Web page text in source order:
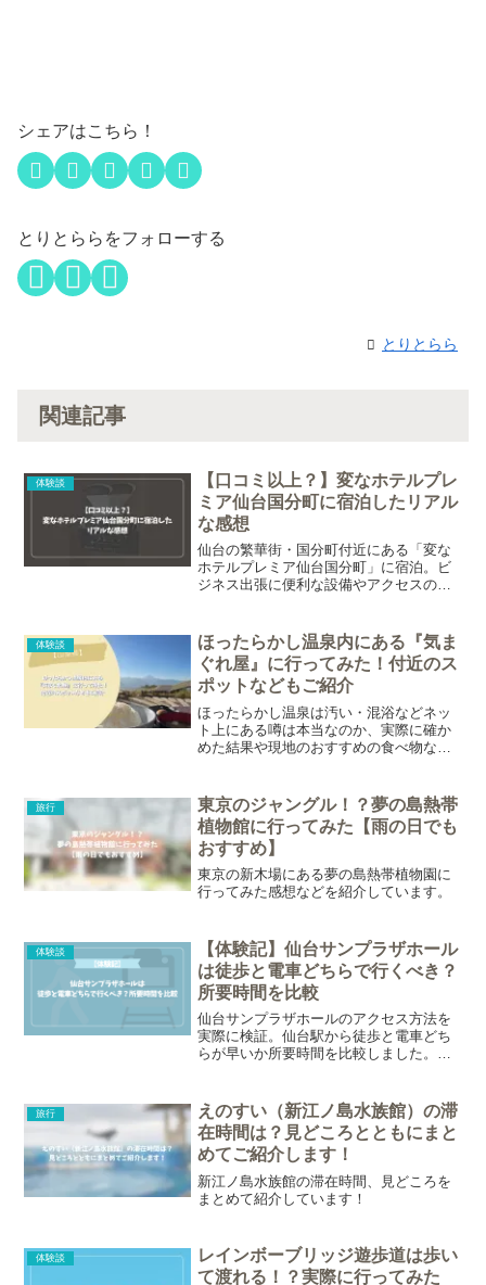
シェアはこちら！
とりとららをフォローする
とりとらら
関連記事
体験談
【口コミ以上？】変なホテルプレ
ミア仙台国分町に宿泊したリアル
な感想
仙台の繁華街・国分町付近にある「変な
ホテルプレミア仙台国分町」に宿泊。ビ
ジネス出張に便利な設備やアクセスの良
るポイントも紹介します。
体験談
ほったらかし温泉内にある『気ま
ぐれ屋』に行ってみた！付近のス
ポットなどもご紹介
ほったらかし温泉は汚い・混浴などネッ
ト上にある噂は本当なのか、実際に確か
めた結果や現地のおすすめの食べ物など
旅行
東京のジャングル！？夢の島熱帯
植物館に行ってみた【雨の日でも
おすすめ】
東京の新木場にある夢の島熱帯植物園に
行ってみた感想などを紹介しています。
体験談
【体験記】仙台サンプラザホール
は徒歩と電車どちらで行くべき？
所要時間を比較
仙台サンプラザホールのアクセス方法を
実際に検証。仙台駅から徒歩と電車どち
らが早いか所要時間を比較しました。ラ
ています。
旅行
えのすい（新江ノ島水族館）の滞
在時間は？見どころとともにまと
めてご紹介します！
新江ノ島水族館の滞在時間、見どころを
まとめて紹介しています！
体験談
レインボーブリッジ遊歩道は歩い
て渡れる！？実際に行ってみた